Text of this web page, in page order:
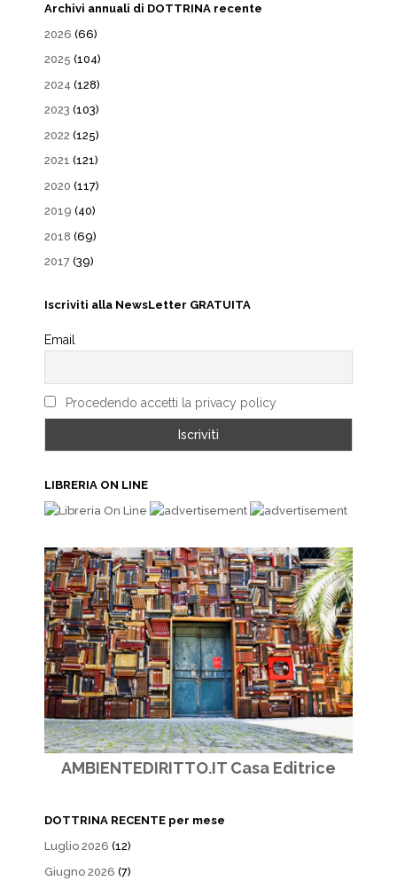
Archivi annuali di DOTTRINA recente
2026 (66)
2025 (104)
2024 (128)
2023 (103)
2022 (125)
2021 (121)
2020 (117)
2019 (40)
2018 (69)
2017 (39)
Iscriviti alla NewsLetter GRATUITA
Email
Procedendo accetti la privacy policy
LIBRERIA ON LINE
AMBIENTEDIRITTO.IT Casa Editrice
DOTTRINA RECENTE per mese
Luglio 2026 (12)
Giugno 2026 (7)